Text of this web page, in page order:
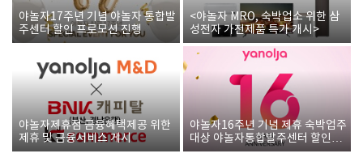
야놀자17주년 기념 야놀자 통합발
주센터 할인 프로모션 진행
<야놀자 MRO, 숙박업소 위한 삼
성전자 가전제품 특가 개시>
야놀자제휴점 금융혜택제공 위한
제휴 및 금융서비스 게시
야놀자16주년 기념 제휴 숙박업주
대상 야놀자통합발주센터 할인쿠
폰 증정